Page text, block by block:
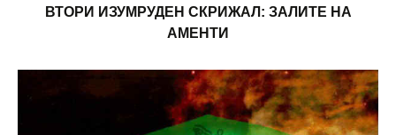
ВТОРИ ИЗУМРУДЕН СКРИЖАЛ: ЗАЛИТЕ НА
АМЕНТИ